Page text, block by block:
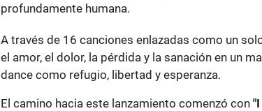
profundamente humana.
A través de 16 canciones enlazadas como un
el amor, el dolor, la pérdida y la sanación en un
dance como refugio, libertad y esperanza.
El camino hacia este lanzamiento comenzó con